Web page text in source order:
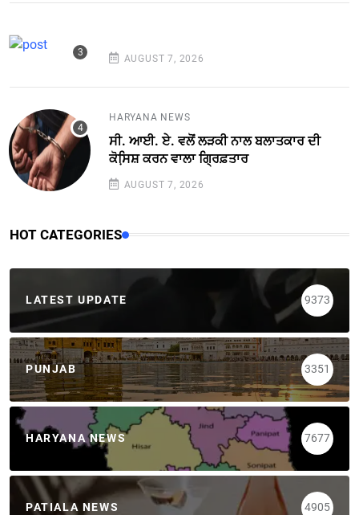
AUGUST 7, 2026
HARYANA NEWS
ਸੀ. ਆਈ. ਏ. ਵਲੋਂ ਲੜਕੀ ਨਾਲ ਬਲਾਤਕਾਰ ਦੀ
ਕੋਸਿ਼ਸ਼ ਕਰਨ ਵਾਲਾ ਗ੍ਰਿਫ਼ਤਾਰ
AUGUST 7, 2026
HOT CATEGORIES
LATEST UPDATE 9373
PUNJAB 3351
HARYANA NEWS 7677
PATIALA NEWS 4905